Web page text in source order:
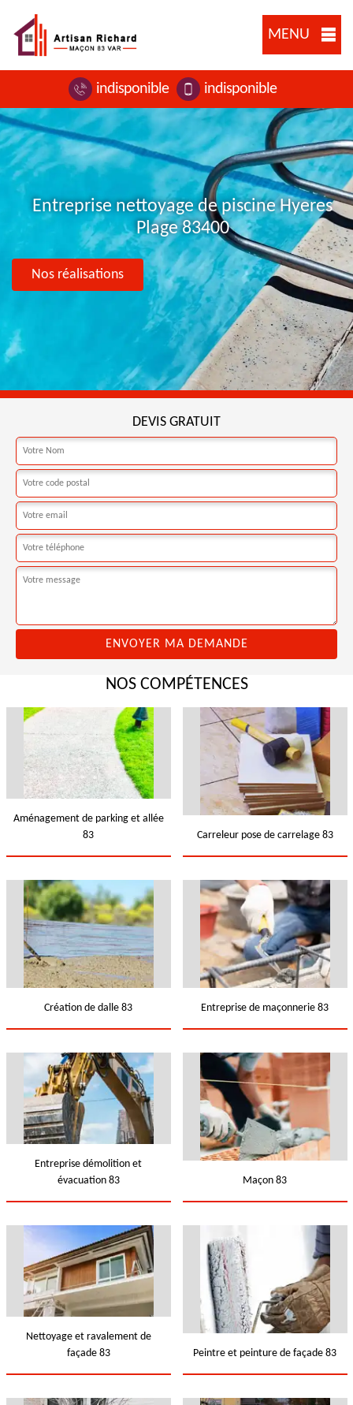
MENU
indisponible indisponible
Entreprise nettoyage de piscine Hyeres
Plage 83400
Nos réalisations
DEVIS GRATUIT
NOS COMPÉTENCES
Aménagement de parking et allée
83
Carreleur pose de carrelage 83
Création de dalle 83 Entreprise de maçonnerie 83
Entreprise démolition et
évacuation 83
Maçon 83
Nettoyage et ravalement de
façade 83
Peintre et peinture de façade 83